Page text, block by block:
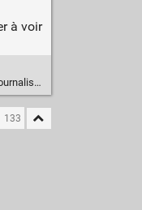
à voir